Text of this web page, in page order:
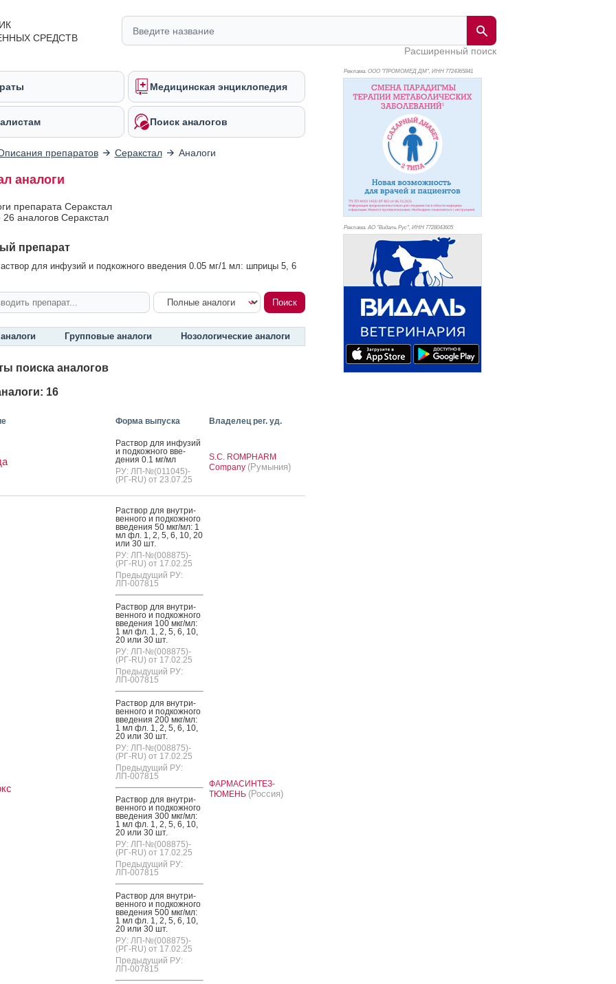
СРЕДСТВ
Расширенный поиск
Медицинская энциклопедия
Поиск аналогов
препаратов Серакстал Аналоги
аналоги
препарата Серакстал
26 аналогов Серакстал
препарат
для инфузий и подкожного введения 0.05 мг/1 мл: шприцы 5, 6
Групповые аналоги Нозологические аналоги
поиска аналогов
16
Форма выпуска Владелец рег. уд.
Рас­твор для ин­фу­зий
и под­кожно­го вве­
дения 0.1 мг/мл
РУ: ЛП-№(011045)-
(РГ-RU) от 23.07.25
S.C. ROMPHARM
Company (Румыния)
Рас­твор для внут­ри­
вен­но­го и под­кожно­го
вве­дения 50 мкг/мл: 1
мл фл. 1, 2, 5, 6, 10, 20
или 30 шт.
РУ: ЛП-№(008875)-
(РГ-RU) от 17.02.25
Предыдущий РУ:
ЛП-007815
Рас­твор для внут­ри­
вен­но­го и под­кожно­го
вве­дения 100 мкг/мл:
1 мл фл. 1, 2, 5, 6, 10,
20 или 30 шт.
РУ: ЛП-№(008875)-
(РГ-RU) от 17.02.25
Предыдущий РУ:
ЛП-007815
Рас­твор для внут­ри­
вен­но­го и под­кожно­го
вве­дения 200 мкг/мл:
1 мл фл. 1, 2, 5, 6, 10,
20 или 30 шт.
РУ: ЛП-№(008875)-
(РГ-RU) от 17.02.25
Предыдущий РУ:
ЛП-007815
Рас­твор для внут­ри­
вен­но­го и под­кожно­го
вве­дения 300 мкг/мл:
1 мл фл. 1, 2, 5, 6, 10,
20 или 30 шт.
РУ: ЛП-№(008875)-
(РГ-RU) от 17.02.25
Предыдущий РУ:
ЛП-007815
Рас­твор для внут­ри­
вен­но­го и под­кожно­го
вве­дения 500 мкг/мл:
1 мл фл. 1, 2, 5, 6, 10,
20 или 30 шт.
РУ: ЛП-№(008875)-
(РГ-RU) от 17.02.25
Предыдущий РУ:
ЛП-007815
ФАРМАСИНТЕЗ-
ТЮМЕНЬ (Россия)
Реклама. ООО "ПРОМОМЕД ДМ", ИНН 7724365841
Реклама. АО "Видаль Рус", ИНН 7728043605